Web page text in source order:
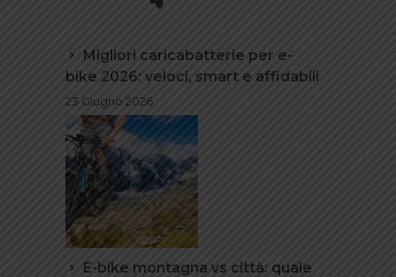
Migliori caricabatterie per e-
bike 2026: veloci, smart e affidabili
23 Giugno 2026
E-bike montagna vs città: quale